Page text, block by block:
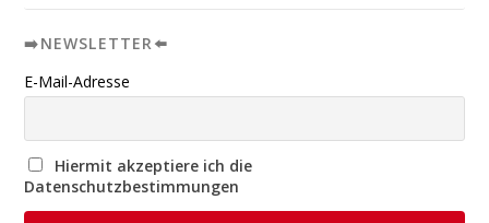
➡️NEWSLETTER⬅️
E-Mail-Adresse
Hiermit akzeptiere ich die
Datenschutzbestimmungen